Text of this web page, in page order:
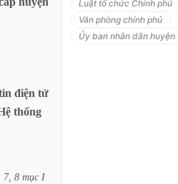
điện tử
thống
7, 8 mục I
Luật tổ chức Chính phủ
Văn phòng chính phủ
Ủy ban nhân dân huyện